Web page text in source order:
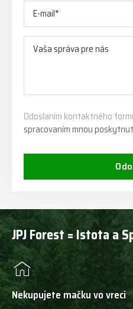
Odoslaním kontaktného
spracovaním mnou
JPJ Forest = Istota a
Nekupujete mačku vo vreci